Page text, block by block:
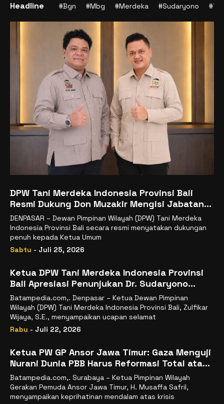
Headline #Bgn #Mbg #Merdeka #Sudaryono
DPW Tani Merdeka Indonesia Provinsi Bali
Resmi Dukung Don Muzakir Mengisi Jabatan
Wakil Menteri Pertanian RI
DENPASAR – Dewan Pimpinan Wilayah (DPW) Tani Merdeka
Indonesia Provinsi Bali secara resmi menyatakan dukungan
penuh kepada Ketua Umum
Sabtu - Juli 25, 2026
Ketua DPW Tani Merdeka Indonesia Provinsi
Bali Apresiasi Penunjukan Dr. Sudaryono
sebagai Kepala Badan Gizi Nasional
Batampedia.com,. Denpasar – Ketua Dewan Pimpinan
Wilayah (DPW) Tani Merdeka Indonesia Provinsi Bali, Zulfikar
Wijaya, S.E., menyampaikan ucapan selamat
Rabu - Juli 22, 2026
Ketua PW GP Ansor Jawa Timur: Gaza Menguji
Nurani Dunia PBB Harus Reformasi Total atau
Kehilangan Legitimasi
Batampedia.com,. Surabaya – Ketua Pimpinan Wilayah
Gerakan Pemuda Ansor Jawa Timur, H. Musaffa Safril,
menyampaikan keprihatinan mendalam atas krisis